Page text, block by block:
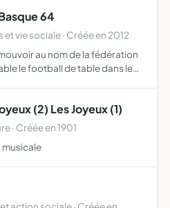
64
et vie sociale · Créée en 2012
au nom de la fédération
le football de table dans les
(2) Les Joyeux (1)
· Créée en 1901